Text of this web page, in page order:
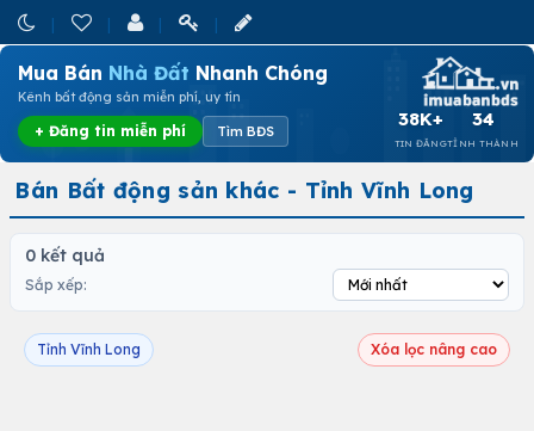
Mua Bán Nhà Đất Nhanh Chóng
Kênh bất động sản miễn phí, uy tín
+ Đăng tin miễn phí Tìm BĐS
38K+
TIN ĐĂNG
34
TỈNH THÀNH
Bán Bất động sản khác - Tỉnh Vĩnh Long
0 kết quả
Sắp xếp:
Tỉnh Vĩnh Long Xóa lọc nâng cao